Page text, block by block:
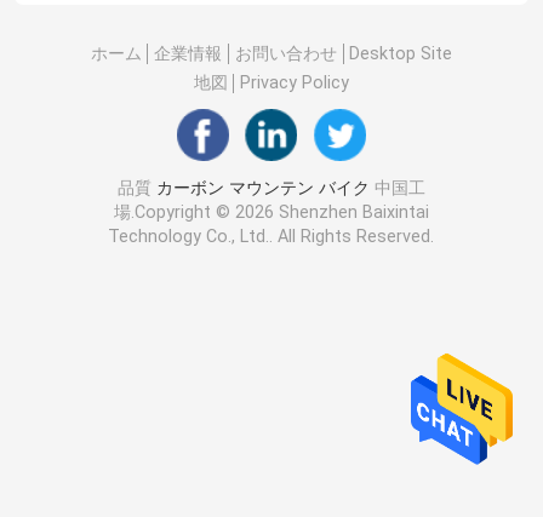
ホーム 企業情報 お問い合わせ
Desktop Site
地図
Privacy Policy
品質 カーボン マウンテン バイク 中国工
場.Copyright © 2026 Shenzhen Baixintai
Technology Co., Ltd.. All Rights Reserved.